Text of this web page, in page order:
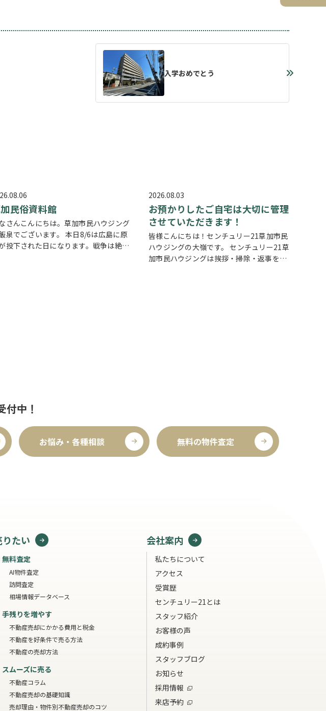
入学おめでとう
民俗資料館
さんこんにちは。草加市民ハウジング
泉でございます。 本日8/6は広島に原
投下された日になります。戦争は絶対
2026.08.03
お預かりしたご自宅は大切に管理
させていただきます！
皆様こんにちは！センチュリー21草加市民
ハウジングの大嶺です。 センチュリー21草
加市民ハウジングは挨拶・掃除・返事を大
付中！
お悩み・各種相談 無料の物件査定
りたい
無料査定
AI物件査定
訪問査定
相場情報データベース
手残りを増やす
不動産売却にかかる費用と税金
不動産を好条件で売る方法
不動産の売却方法
スムーズに売る
不動産コラム
不動産売却の基礎知識
売却理由・物件別不動産売却のコツ
会社案内
私たちについて
アクセス
受賞歴
センチュリー21とは
スタッフ紹介
お客様の声
成約事例
スタッフブログ
お知らせ
採用情報
来店予約